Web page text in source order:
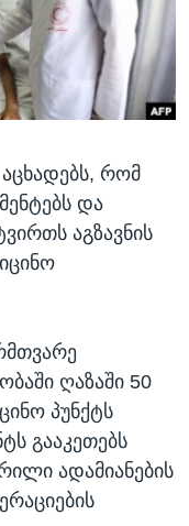
რომ
და
აგზავნის
ღაზაში 50
პუნქტს
გააკეთებს
ადამიანების